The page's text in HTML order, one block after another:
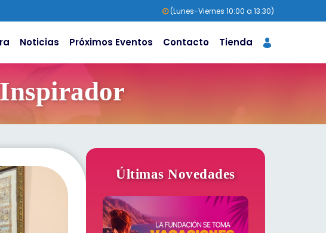
(Lunes-Viernes 10:00 a 13:30)
Noticias Próximos Eventos Contacto Tienda
Últimas Novedades